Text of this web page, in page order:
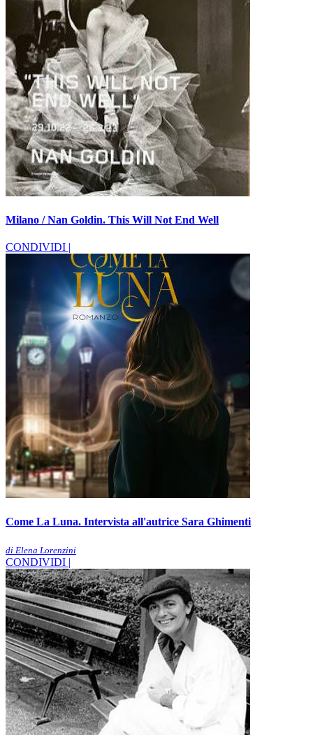
Milano / Nan Goldin. This Will Not End Well
CONDIVIDI |
Come La Luna. Intervista all'autrice Sara Ghimenti
di Elena Lorenzini
CONDIVIDI |